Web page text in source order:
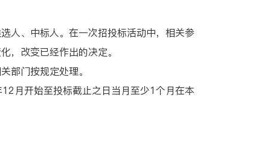
人、中标人。在一次招投标活动中，相关参
，改变已经作出的决定。
门按规定处理。
月开始至投标截止之日当月至少1个月在本